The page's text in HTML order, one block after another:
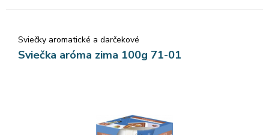
Sviečky aromatické a darčekové
Sviečka aróma zima 100g 71-01